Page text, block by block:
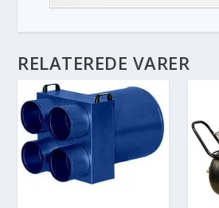
RELATEREDE VARER